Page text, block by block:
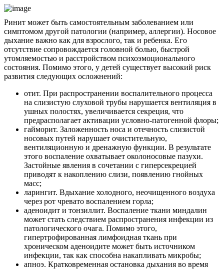
Ринит может быть самостоятельным заболеванием или
симптомом другой патологии (например, аллергии). Носовое
дыхание важно как для взрослого, так и ребенка. Его
отсутствие сопровождается головной болью, быстрой
утомляемостью и расстройством психоэмоционального
состояния. Помимо этого, у детей существует высокий риск
развития следующих осложнений:
отит. При распространении воспалительного процесса
на слизистую слуховой трубы нарушается вентиляция в
ушных полостях, увеличивается секреция, что
предрасполагает активации условно-патогенной флоры;
гайморит. Заложенность носа и отечность слизистой
носовых путей нарушает очистительную,
вентиляционную и дренажную функции. В результате
этого воспаление охватывает околоносовые пазухи.
Застойные явления в сочетании с гиперсекрецией
приводят к накоплению слизи, появлению гнойных
масс;
ларингит. Вдыхание холодного, неочищенного воздуха
через рот чревато воспалением горла;
аденоидит и тонзиллит. Воспаление ткани миндалин
может стать следствием распространения инфекции из
патологического очага. Помимо этого,
гипертрофированная лимфоидная ткань при
хроническом аденоидите может быть источником
инфекции, так как способна накапливать микробы;
апноэ. Кратковременная остановка дыхания во время